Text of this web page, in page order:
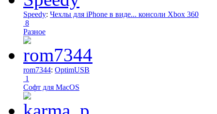
Speedy: Чехлы для iPhone в виде... консоли Xbox 360
8
Разное
rom7344: OptimUSB
1
Софт для MacOS